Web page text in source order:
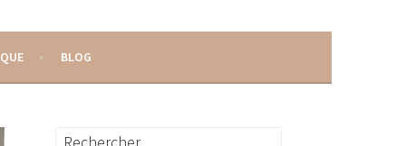
BLOG
Rechercher :